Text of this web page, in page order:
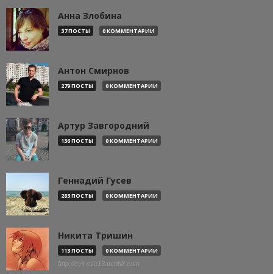
Анна Злобина
37 ПОСТЫ 0 КОММЕНТАРИИ
Антон Смирнов
279 ПОСТЫ 0 КОММЕНТАРИИ
Артур Завгородний
136 ПОСТЫ 0 КОММЕНТАРИИ
Геннадий Гусев
283 ПОСТЫ 0 КОММЕНТАРИИ
Никита Тришин
113 ПОСТЫ 0 КОММЕНТАРИИ
http://evil-eye13.tumblr.com